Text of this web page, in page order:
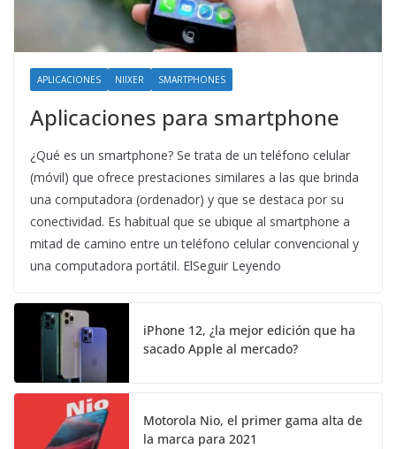
APLICACIONES NIIXER SMARTPHONES
Aplicaciones para smartphone
¿Qué es un smartphone? Se trata de un teléfono celular
(móvil) que ofrece prestaciones similares a las que brinda
una computadora (ordenador) y que se destaca por su
conectividad. Es habitual que se ubique al smartphone a
mitad de camino entre un teléfono celular convencional y
una computadora portátil. ElSeguir Leyendo
iPhone 12, ¿la mejor edición que ha
sacado Apple al mercado?
Motorola Nio, el primer gama alta de
la marca para 2021